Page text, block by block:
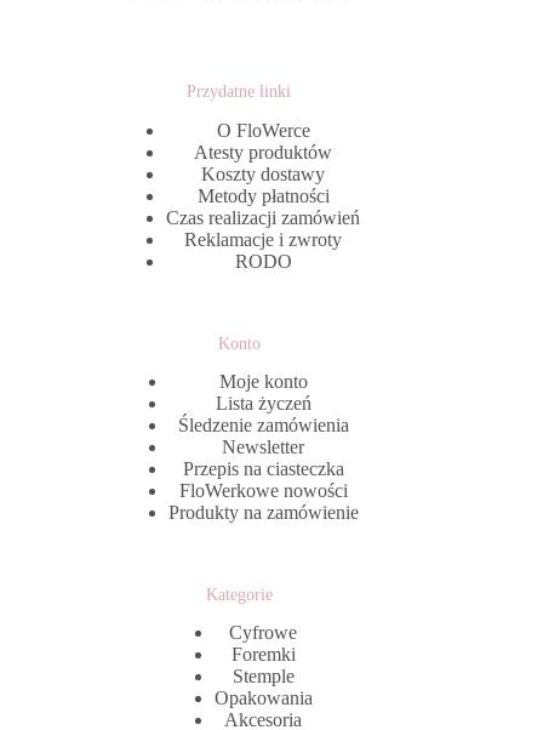
Przydatne linki
O FloWerce
Atesty produktów
Koszty dostawy
Metody płatności
Czas realizacji zamówień
Reklamacje i zwroty
RODO
Konto
Moje konto
Lista życzeń
Śledzenie zamówienia
Newsletter
Przepis na ciasteczka
FloWerkowe nowości
Produkty na zamówienie
Kategorie
Cyfrowe
Foremki
Stemple
Opakowania
Akcesoria